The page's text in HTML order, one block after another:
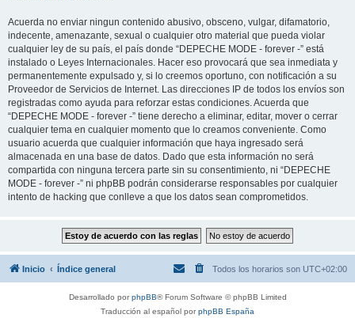
Acuerda no enviar ningun contenido abusivo, obsceno, vulgar, difamatorio,
indecente, amenazante, sexual o cualquier otro material que pueda violar
cualquier ley de su país, el país donde “DEPECHE MODE - forever -” está
instalado o Leyes Internacionales. Hacer eso provocará que sea inmediata y
permanentemente expulsado y, si lo creemos oportuno, con notificación a su
Proveedor de Servicios de Internet. Las direcciones IP de todos los envíos son
registradas como ayuda para reforzar estas condiciones. Acuerda que
“DEPECHE MODE - forever -” tiene derecho a eliminar, editar, mover o cerrar
cualquier tema en cualquier momento que lo creamos conveniente. Como
usuario acuerda que cualquier información que haya ingresado será
almacenada en una base de datos. Dado que esta información no será
compartida con ninguna tercera parte sin su consentimiento, ni “DEPECHE
MODE - forever -” ni phpBB podrán considerarse responsables por cualquier
intento de hacking que conlleve a que los datos sean comprometidos.
Inicio Índice general Todos los horarios son UTC+02:00
Desarrollado porphpBB® Forum Software © phpBB Limited
Traducción al español porphpBB España